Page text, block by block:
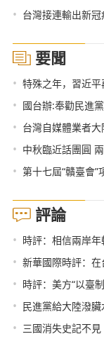
• 台灣接連輸出新冠
要聞
• 特殊之年，習近平
• 國台辦:奉勸民進
• 台灣自媒體業者大
• 中秋臨近話團圓
• 第十七屆“贛臺會
評論
• 時評：相信兩岸
• 新華國際時評：
• 時評：美方“以臺
• 民進黨給大陸潑
• 三國消失史記不